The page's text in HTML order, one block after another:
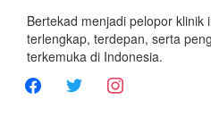
Bertekad menjadi pelopor klinik
terlengkap, terdepan, serta
terkemuka di Indonesia.